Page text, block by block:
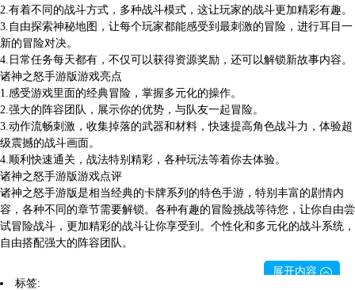
2.有着不同的战斗方式，多种战斗模式，这让玩家的战斗更加精彩有趣。
3.自由探索神秘地图，让每个玩家都能感受到最刺激的冒险，进行耳目一
新的冒险对决。
4.日常任务每天都有，不仅可以获得资源奖励，还可以解锁新故事内容。
诸神之怒手游版游戏亮点
1.感受游戏里面的经典冒险，掌握多元化的操作。
2.强大的阵容团队，展示你的优势，与队友一起冒险。
3.动作流畅刺激，收集掉落的武器和材料，快速提高角色战斗力，体验超
级震撼的战斗画面。
4.顺利快速通关，战法特别精彩，各种玩法等着你去体验。
诸神之怒手游版游戏点评
诸神之怒手游版是相当经典的卡牌系列的特色手游，特别丰富的剧情内
容，各种不同的章节需要解锁。各种有趣的冒险挑战等待您，让你自由尝
试冒险战斗，更加精彩的战斗让你享受到。个性化和多元化的战斗系统，
自由搭配强大的阵容团队。
展开内容
标签: